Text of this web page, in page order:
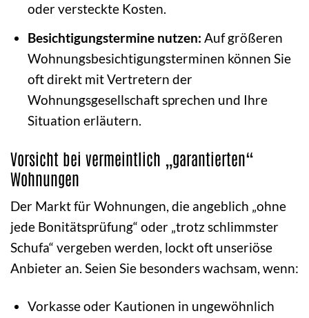
oder versteckte Kosten.
Besichtigungstermine nutzen: Auf größeren
Wohnungsbesichtigungsterminen können Sie
oft direkt mit Vertretern der
Wohnungsgesellschaft sprechen und Ihre
Situation erläutern.
Vorsicht bei vermeintlich „garantierten“
Wohnungen
Der Markt für Wohnungen, die angeblich „ohne
jede Bonitätsprüfung“ oder „trotz schlimmster
Schufa“ vergeben werden, lockt oft unseriöse
Anbieter an. Seien Sie besonders wachsam, wenn:
Vorkasse oder Kautionen in ungewöhnlich